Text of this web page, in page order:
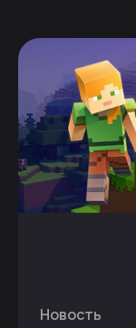
Новость